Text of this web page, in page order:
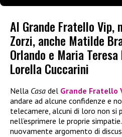
Al Grande Fratello Vip,
Zorzi, anche Matilde
Orlando e Maria
Lorella Cuccarini
Nella Casa del Grande Fratello
andare ad alcune confidenze e
telecamere, alcuni di loro non si
nell’esprimere le proprie simpatie.
nuovamente argomento di